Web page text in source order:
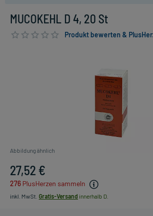
MUCOKEHL D 4, 20 St
Produkt bewerten &
Abbildung ähnlich
27,52 €
276 PlusHerzen sammeln
inkl. MwSt. Gratis-Versand innerhalb D.